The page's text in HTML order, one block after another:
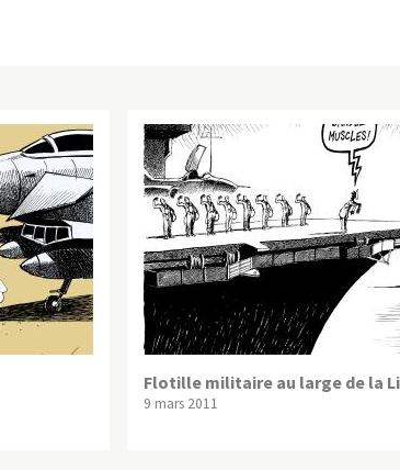
Flotille militaire au large de la
9 mars 2011